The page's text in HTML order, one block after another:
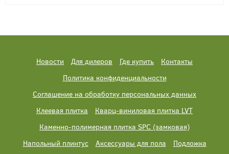
Новости Для дилеров Где купить
Контакты
Политика конфиденциальности
Соглашение на обработку персональных данных
Клеевая плитка
Кварц-виниловая плитка LVT
Каменно-полимерная плитка SPC (замковая)
Напольный плинтус
Аксессуары для пола
Подложка